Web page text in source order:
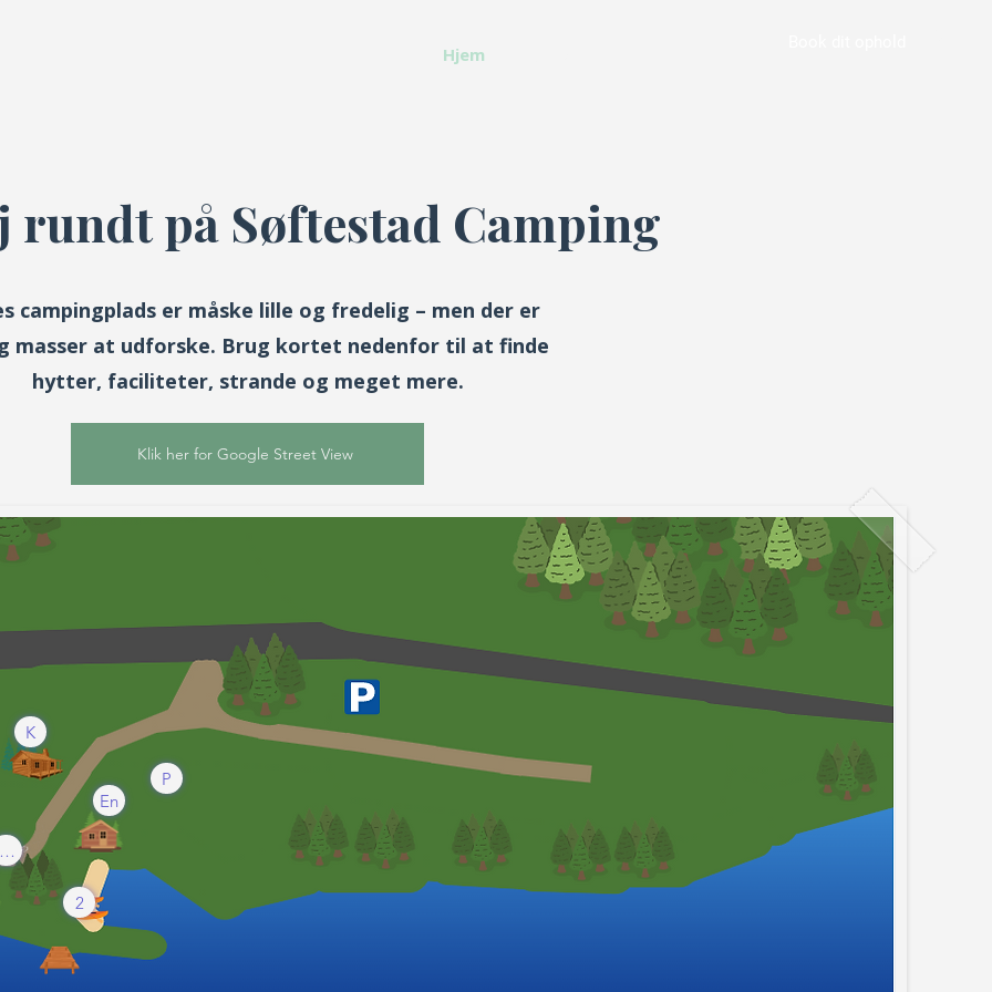
Hjem
rundt på Søftestad Camping
campingplads er måske lille og fredelig – men der er
masser at udforske. Brug kortet nedenfor til at finde
hytter, faciliteter, strande og meget mere.
Klik her for Google Street View
K
En
Som
P
2